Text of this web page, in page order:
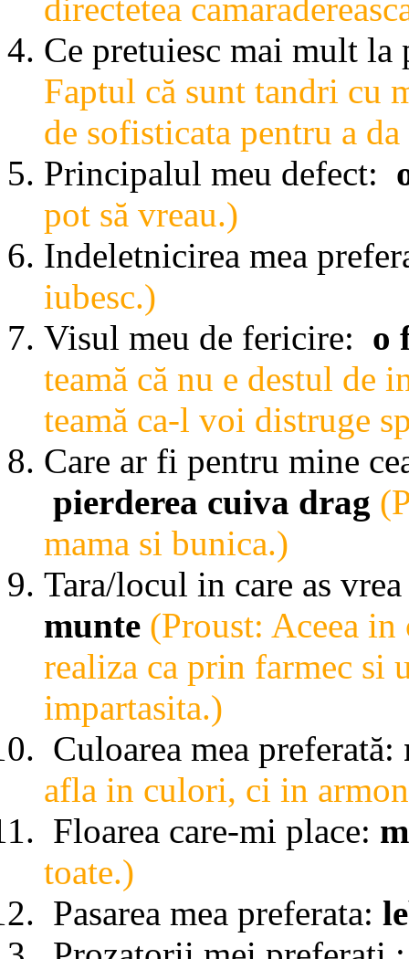
directetea
Ce pretuiesc mai mult
Faptul că sunt tandri cu
de sofisticata pentru a
Principalul meu defect:
pot să vreau.)
Indeletnicirea mea
iubesc.)
Visul meu de fericire: o
teamă că nu e destul de
teamă ca-l voi distruge
Care ar fi pentru mine
pierderea cuiva drag
mama si bunica.)
Tara/locul in care as vrea
munte (Proust: Aceea in
realiza ca prin farmec si
impartasita.)
Culoarea mea preferată:
afla in culori, ci in
Floarea care-mi place:
toate.)
Pasarea mea preferata: